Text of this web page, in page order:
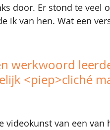
door. Er stond te veel
ik van hen. Wat een
werkwoord
<piep>cliché
videokunst van een